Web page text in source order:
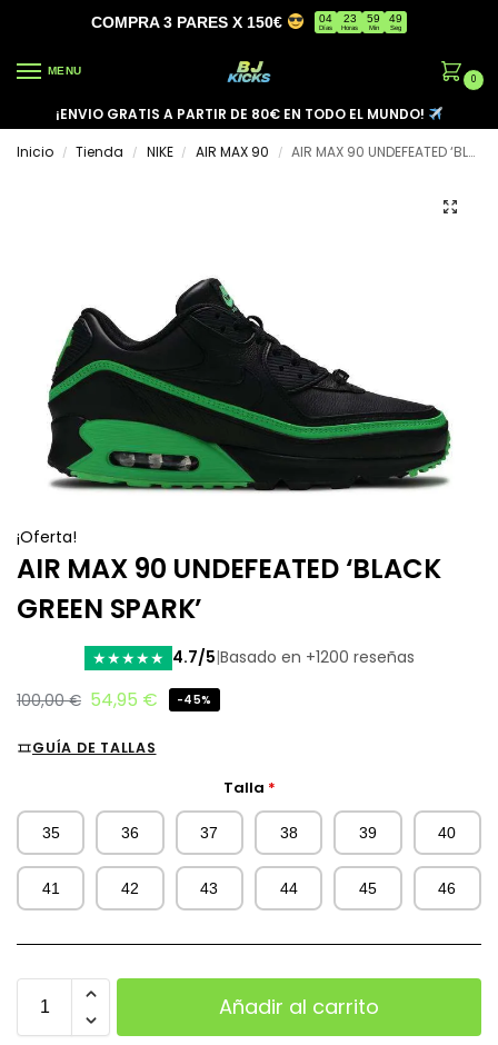
COMPRA 3 PARES X 150€ 04
Días
23
Horas
59
Min
49
Seg
MENU
0
¡ENVIO GRATIS A PARTIR DE 80€ EN TODO EL MUNDO!
Inicio
/ Tienda / NIKE / AIR MAX 90 / AIR MAX 90 UNDEFEATED ‘BLACK GREEN SPARK’
¡Oferta!
AIR MAX 90 UNDEFEATED ‘BLACK
GREEN SPARK’
★★★★★ 4.7/5|Basado en +1200 reseñas
100,00€ 54,95 € -45%
GUÍA DE TALLAS
Talla *
35 36 37 38 39 40
41 42 43 44 45 46
Añadir al carrito